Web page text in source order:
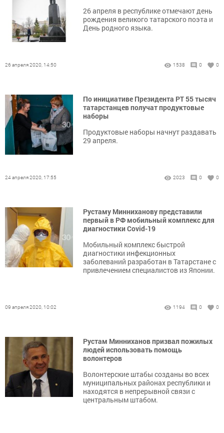
26 апреля в республике отмечают день
рождения великого татарского поэта и
День родного языка.
26 апреля 2020, 14:50 1538 0 0
По инициативе Президента РТ 55 тысяч
татарстанцев получат продуктовые
наборы
Продуктовые наборы начнут раздавать
29 апреля.
24 апреля 2020, 17:55 2023 0 0
Рустаму Минниханову представили
первый в РФ мобильный комплекс для
диагностики Covid-19
Мобильный комплекс быстрой
диагностики инфекционных
заболеваний разработан в Татарстане с
привлечением специалистов из Японии.
09 апреля 2020, 10:02 1194 0 0
Рустам Минниханов призвал пожилых
людей использовать помощь
волонтеров
Волонтерские штабы созданы во всех
муниципальных районах республики и
находятся в непрерывной связи с
центральным штабом.